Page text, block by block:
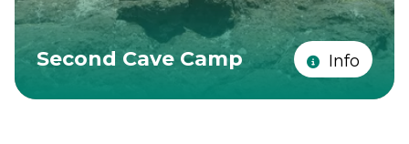
Second Cave Camp Info